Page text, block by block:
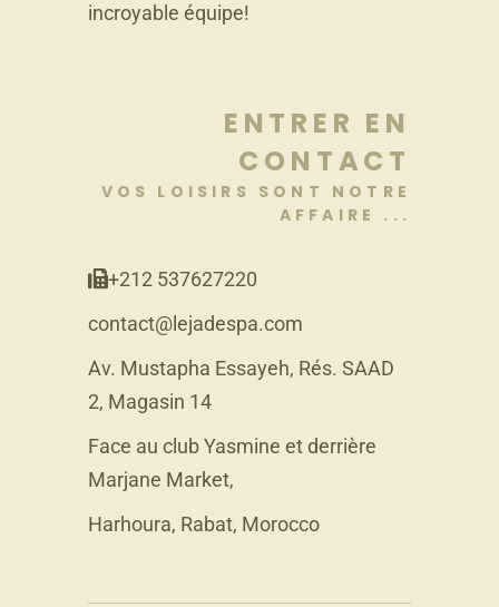
incroyable équipe!
ENTRER EN
CONTACT
VOS LOISIRS SONT NOTRE
AFFAIRE ...
+212 537627220
contact@lejadespa.com
Av. Mustapha Essayeh, Rés. SAAD
2, Magasin 14
Face au club Yasmine et derrière
Marjane Market,
Harhoura, Rabat, Morocco